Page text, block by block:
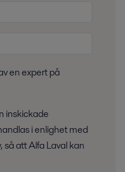
i enlighet med
så att Alfa Laval kan